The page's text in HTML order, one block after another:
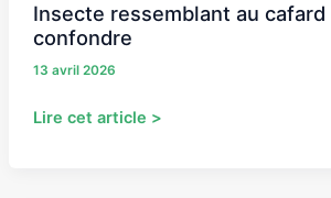
Insecte ressemblant au cafard
confondre
13 avril 2026
Lire cet article >